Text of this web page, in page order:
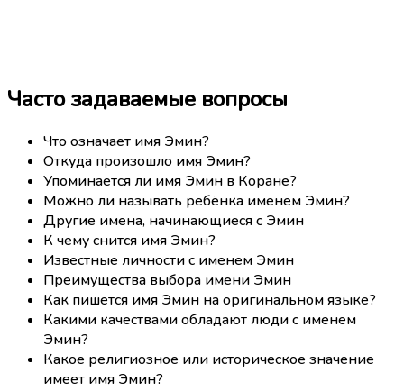
Часто задаваемые вопросы
Что означает имя Эмин?
Откуда произошло имя Эмин?
Упоминается ли имя Эмин в Коране?
Можно ли называть ребёнка именем Эмин?
Другие имена, начинающиеся с Эмин
К чему снится имя Эмин?
Известные личности с именем Эмин
Преимущества выбора имени Эмин
Как пишется имя Эмин на оригинальном языке?
Какими качествами обладают люди с именем
Эмин?
Какое религиозное или историческое значение
имеет имя Эмин?